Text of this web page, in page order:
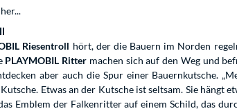
Riesentroll hört, der die Bauern im Norden
PLAYMOBIL Ritter machen sich auf den Weg und
aber auch die Spur einer Bauernkutsche.
Etwas an der Kutsche ist seltsam. Sie
Emblem der Falkenritter auf einem Schild, das